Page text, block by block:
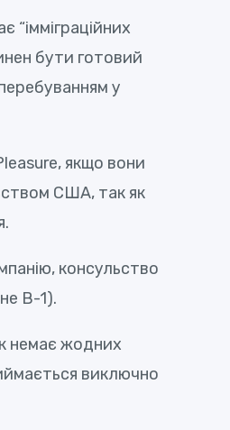
бути готовий
у
якщо вони
США, так як
консульство
B-1).
немає жодних
виключно